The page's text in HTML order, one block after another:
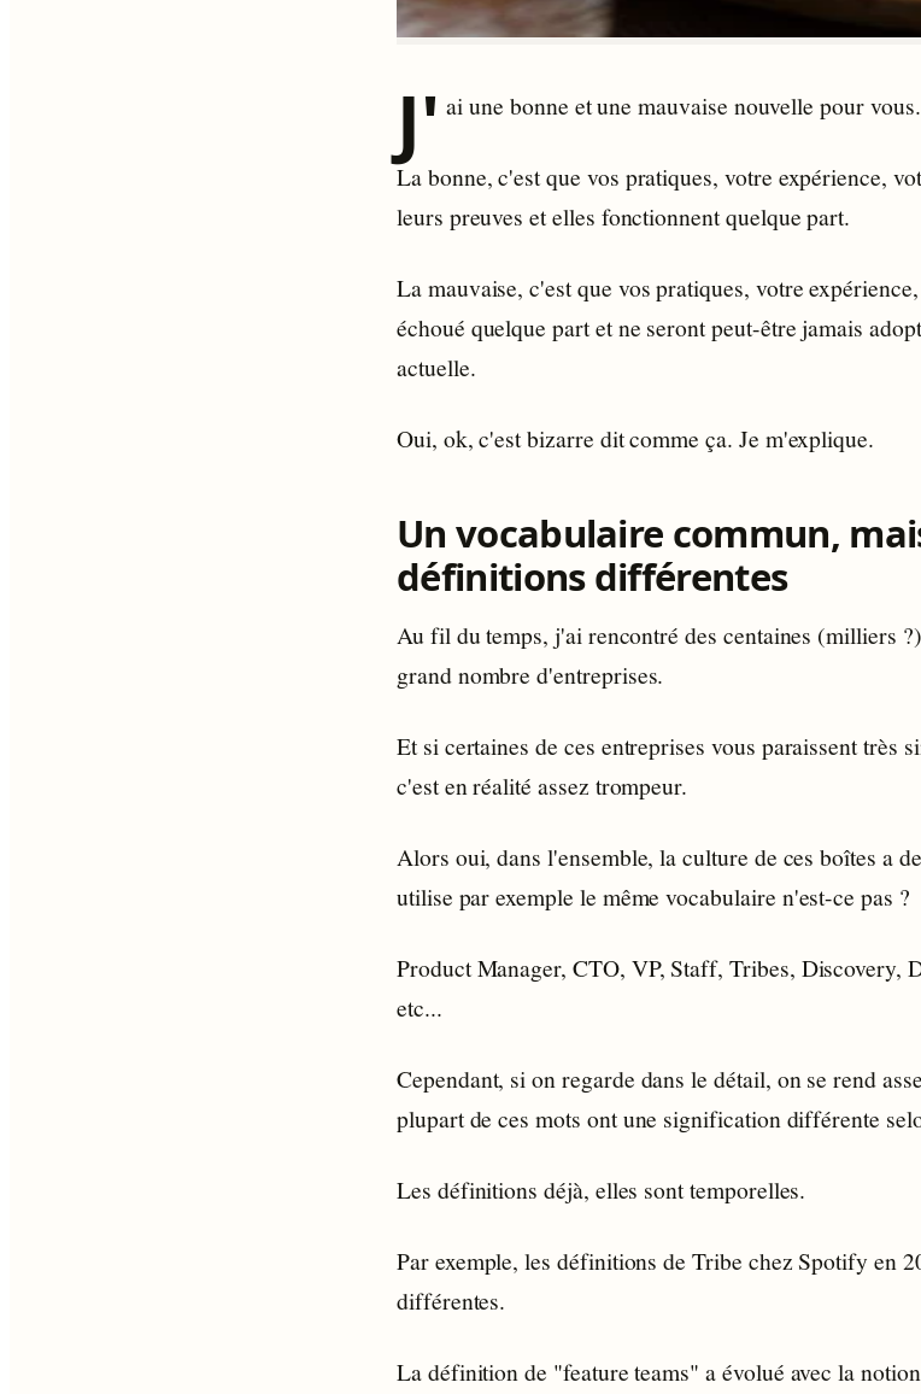
J' ai une bonne et une mauvaise nouvelle pour vous.
La bonne, c'est que vos pratiques, votre expérience,
leurs preuves et elles fonctionnent quelque part.
La mauvaise, c'est que vos pratiques, votre
échoué quelque part et ne seront peut-être jamais
actuelle.
Oui, ok, c'est bizarre dit comme ça. Je m'explique.
Un vocabulaire commun,
définitions différentes
Au fil du temps, j'ai rencontré des centaines (milliers
grand nombre d'entreprises.
Et si certaines de ces entreprises vous paraissent très
c'est en réalité assez trompeur.
Alors oui, dans l'ensemble, la culture de ces boîtes a
utilise par exemple le même vocabulaire n'est-ce pas ?
Product Manager, CTO, VP, Staff, Tribes, Discovery,
etc...
Cependant, si on regarde dans le détail, on se rend
plupart de ces mots ont une signification différente
Les définitions déjà, elles sont temporelles.
Par exemple, les définitions de Tribe chez Spotify en
différentes.
La définition de "feature teams" a évolué avec la